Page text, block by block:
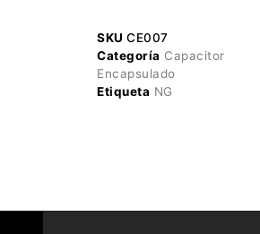
SKU CE007
Categoría Capacitor
Encapsulado
Etiqueta NG